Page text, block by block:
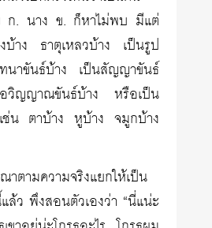
ก. นาง ข. ก็หาไม่พบ มีแต่
บ้าง ธาตุเหลวบ้าง เป็นรูป
นาขันธ์บ้าง เป็นสัญญาขันธ์
วิญญาณขันธ์บ้าง หรือเป็น
ช่น ตาบ้าง หูบ้าง จมูกบ้าง
าตามความจริงแยกให้เป็น
ล้ว พึงสอนตัวเองว่า “นี่แน่ะ